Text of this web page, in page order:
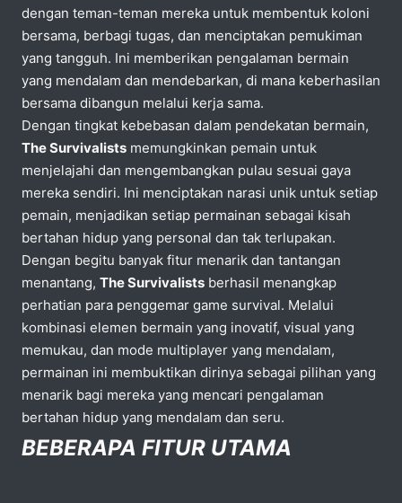
dengan teman-teman mereka untuk membentuk koloni
bersama, berbagi tugas, dan menciptakan pemukiman
yang tangguh. Ini memberikan pengalaman bermain
yang mendalam dan mendebarkan, di mana keberhasilan
bersama dibangun melalui kerja sama.
Dengan tingkat kebebasan dalam pendekatan bermain,
The Survivalists memungkinkan pemain untuk
menjelajahi dan mengembangkan pulau sesuai gaya
mereka sendiri. Ini menciptakan narasi unik untuk setiap
pemain, menjadikan setiap permainan sebagai kisah
bertahan hidup yang personal dan tak terlupakan.
Dengan begitu banyak fitur menarik dan tantangan
menantang, The Survivalists berhasil menangkap
perhatian para penggemar game survival. Melalui
kombinasi elemen bermain yang inovatif, visual yang
memukau, dan mode multiplayer yang mendalam,
permainan ini membuktikan dirinya sebagai pilihan yang
menarik bagi mereka yang mencari pengalaman
bertahan hidup yang mendalam dan seru.
BEBERAPA FITUR UTAMA